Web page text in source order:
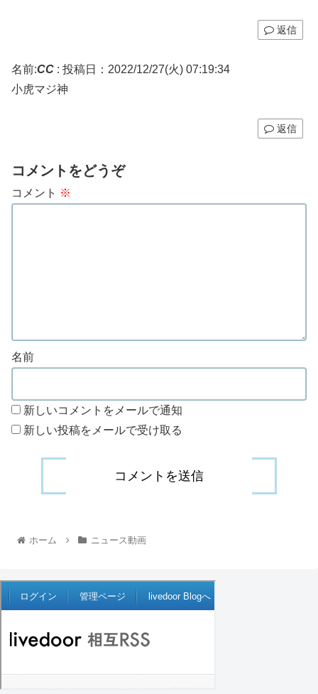
返信
名前:CC : 投稿日：2022/12/27(火) 07:19:34
小虎マジ神
返信
コメントをどうぞ
コメント ※
名前
新しいコメントをメールで通知
新しい投稿をメールで受け取る
ホーム ニュース動画